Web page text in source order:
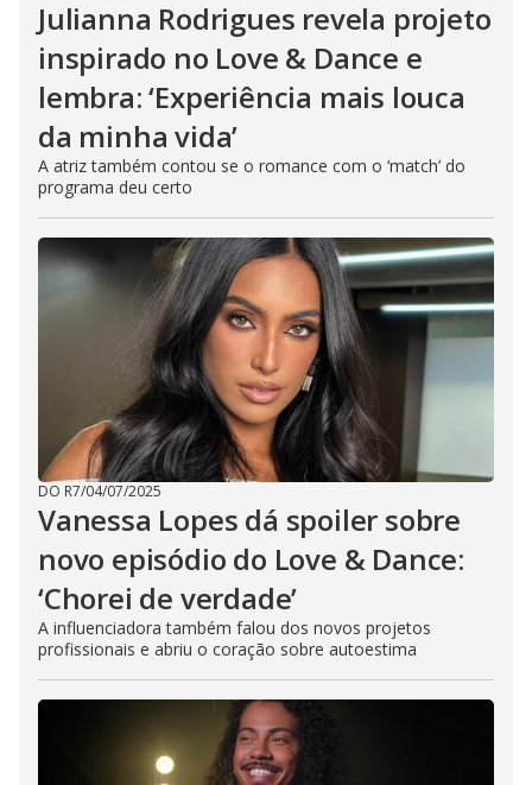
Julianna Rodrigues revela projeto
inspirado no Love & Dance e
lembra: ‘Experiência mais louca
da minha vida’
A atriz também contou se o romance com o ‘match’ do
programa deu certo
DO R7/04/07/2025
Vanessa Lopes dá spoiler sobre
novo episódio do Love & Dance:
‘Chorei de verdade’
A influenciadora também falou dos novos projetos
profissionais e abriu o coração sobre autoestima